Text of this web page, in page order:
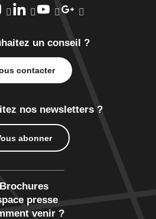
un conseil ?
contacter
nos newsletters ?
abonner
Brochures
presse
venir ?